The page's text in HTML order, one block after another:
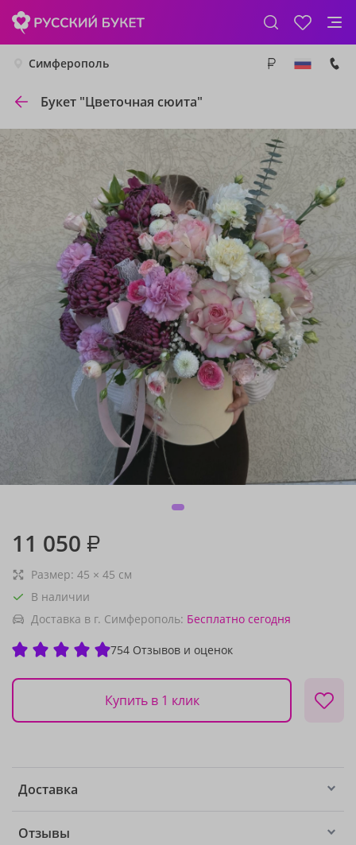
Симферополь
Букет "Цветочная сюита"
11 050 ₽
Размер: 45 × 45 см
В наличии
Доставка в г. Симферополь: Бесплатно сегодня
754 Отзывов и оценок
Купить в 1 клик
Доставка
Отзывы